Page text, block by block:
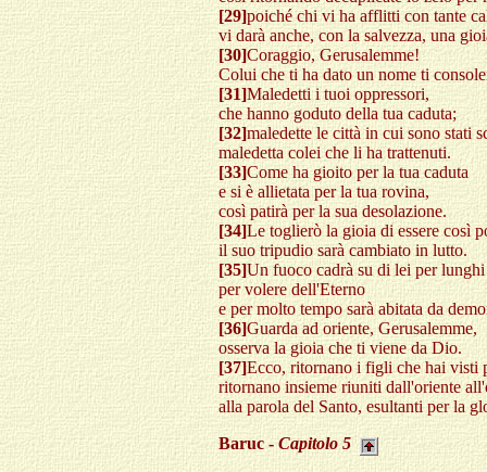
[29]poiché chi vi ha afflitti con tante
vi darà anche, con la salvezza, una
[30]Coraggio, Gerusalemme!
Colui che ti ha dato un nome ti
[31]Maledetti i tuoi oppressori,
che hanno goduto della tua caduta;
[32]maledette le città in cui sono stati
maledetta colei che li ha trattenuti.
[33]Come ha gioito per la tua caduta
e si è allietata per la tua rovina,
così patirà per la sua desolazione.
[34]Le toglierò la gioia di essere così
il suo tripudio sarà cambiato in lutto.
[35]Un fuoco cadrà su di lei per
per volere dell'Eterno
e per molto tempo sarà abitata da
[36]Guarda ad oriente, Gerusalemme,
osserva la gioia che ti viene da Dio.
[37]Ecco, ritornano i figli che hai visti
ritornano insieme riuniti dall'oriente
alla parola del Santo, esultanti per la
Baruc -Capitolo 5